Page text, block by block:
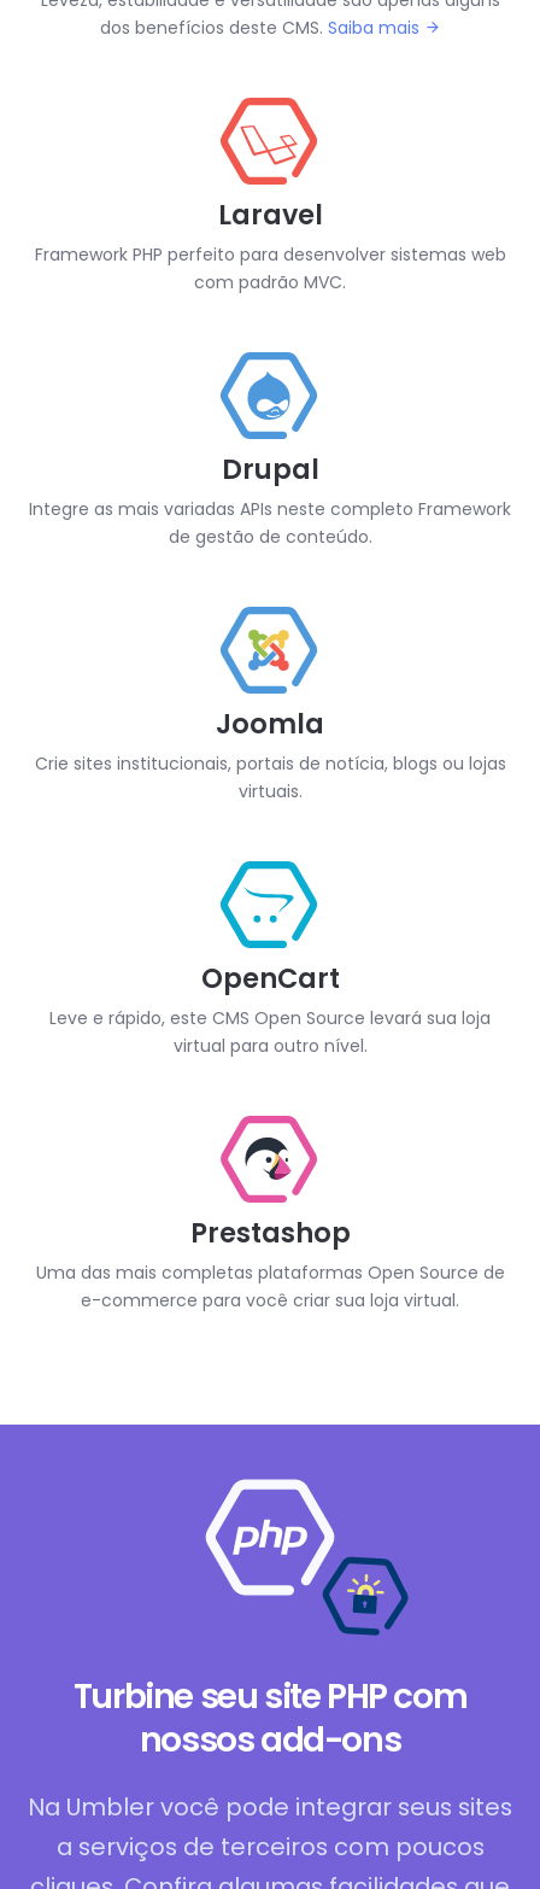
dos benefícios deste CMS. Saiba mais
Laravel
Framework PHP perfeito para desenvolver sistemas web
com padrão MVC.
Drupal
Integre as mais variadas APIs neste completo Framework
de gestão de conteúdo.
Joomla
Crie sites institucionais, portais de notícia, blogs ou lojas
virtuais.
OpenCart
Leve e rápido, este CMS Open Source levará sua loja
virtual para outro nível.
Prestashop
Uma das mais completas plataformas Open Source de
e-commerce para você criar sua loja virtual.
Turbine seu site PHP com
nossos add-ons
Na Umbler você pode integrar seus sites
a serviços de terceiros com poucos